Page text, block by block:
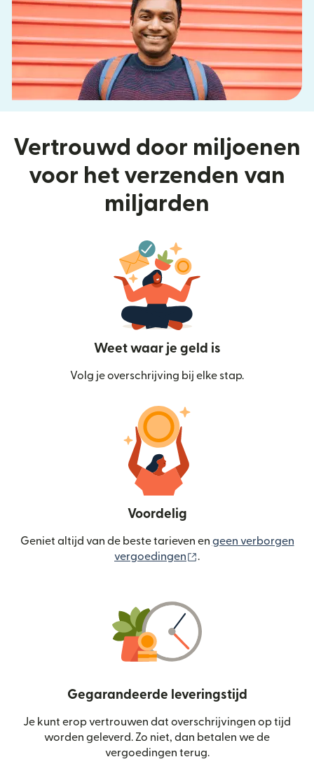
Vertrouwd door miljoenen
voor het verzenden van
miljarden
Weet waar je geld is
Volg je overschrijving bij elke stap.
Voordelig
Geniet altijd van de beste tarieven en geen verborgen
vergoedingen
.
Gegarandeerde leveringstijd
Je kunt erop vertrouwen dat overschrijvingen op tijd
worden geleverd. Zo niet, dan betalen we de
vergoedingen terug.